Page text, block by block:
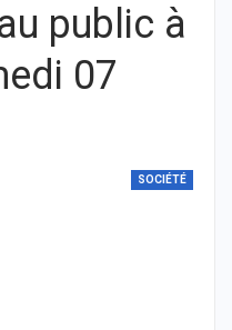
public à
07
SOCIÉTÉ